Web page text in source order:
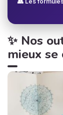
✨ Nos
mieux